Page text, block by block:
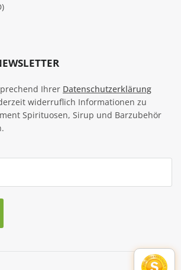
Ihrer Datenschutzerklärung
widerruflich Informationen zu
Spirituosen, Sirup und Barzubehör